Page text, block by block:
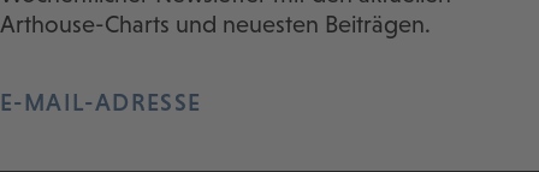
Arthouse-Charts und neuesten Beiträgen.
E-MAIL-ADRESSE